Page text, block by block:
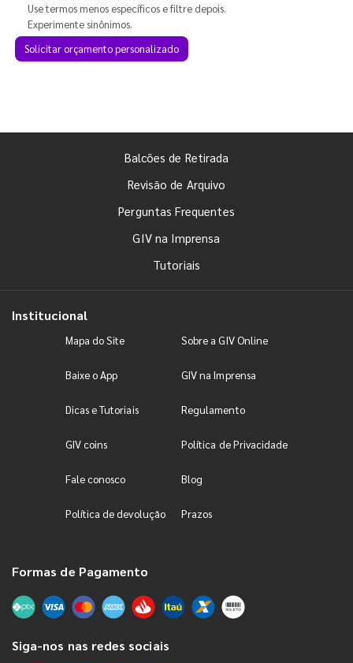
Use termos menos específicos e filtre depois.
Experimente sinônimos.
Solicitar orçamento personalizado
Balcões de Retirada
Revisão de Arquivo
Perguntas Frequentes
GIV na Imprensa
Tutoriais
Institucional
Mapa do Site Sobre a GIV Online
Baixe o App GIV na Imprensa
Dicas e Tutoriais Regulamento
GIV coins Política de Privacidade
Fale conosco Blog
Política de devolução Prazos
Formas de Pagamento
Siga-nos nas redes sociais